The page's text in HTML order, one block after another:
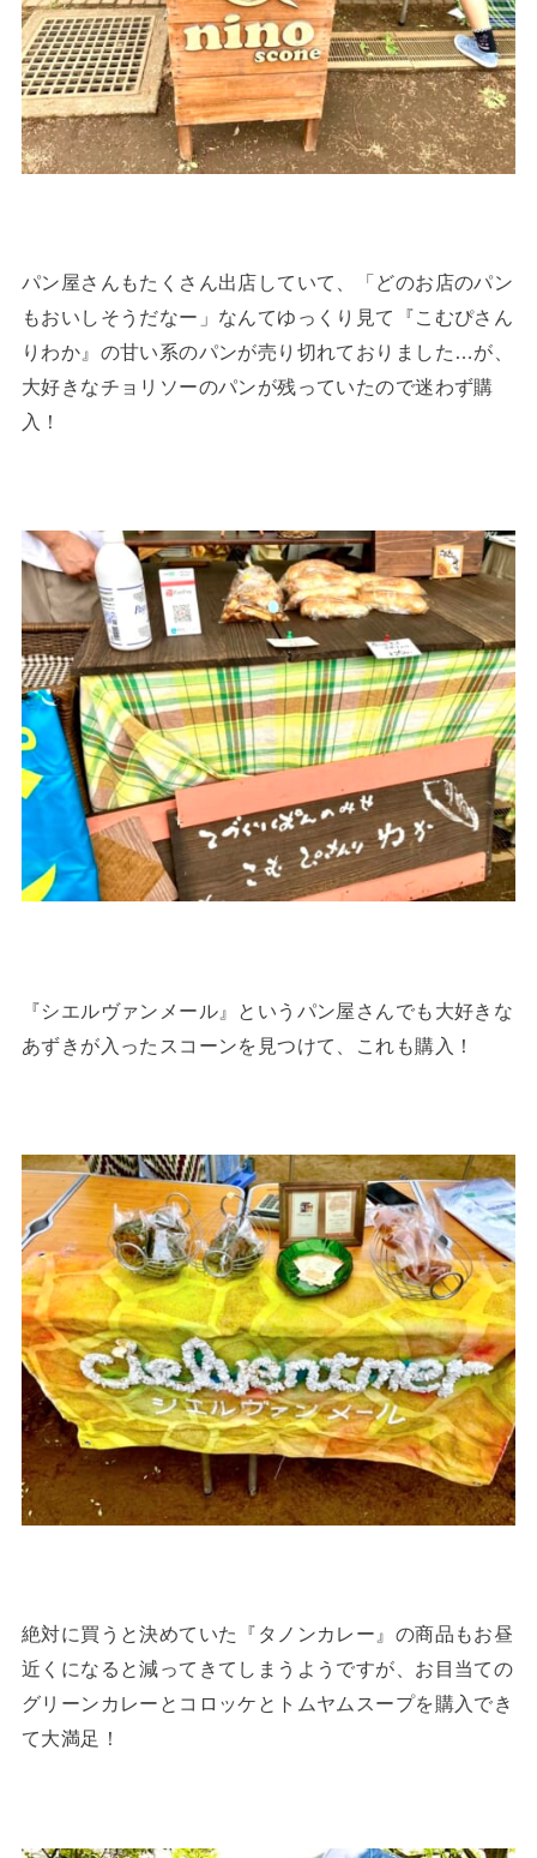
パン屋さんもたくさん出店していて、「どのお店のパン
もおいしそうだなー」なんてゆっくり見て『こむぴさん
りわか』の甘い系のパンが売り切れておりました…が、
大好きなチョリソーのパンが残っていたので迷わず購
入！
『シエルヴァンメール』というパン屋さんでも大好きな
あずきが入ったスコーンを見つけて、これも購入！
絶対に買うと決めていた『タノンカレー』の商品もお昼
近くになると減ってきてしまうようですが、お目当ての
グリーンカレーとコロッケとトムヤムスープを購入でき
て大満足！